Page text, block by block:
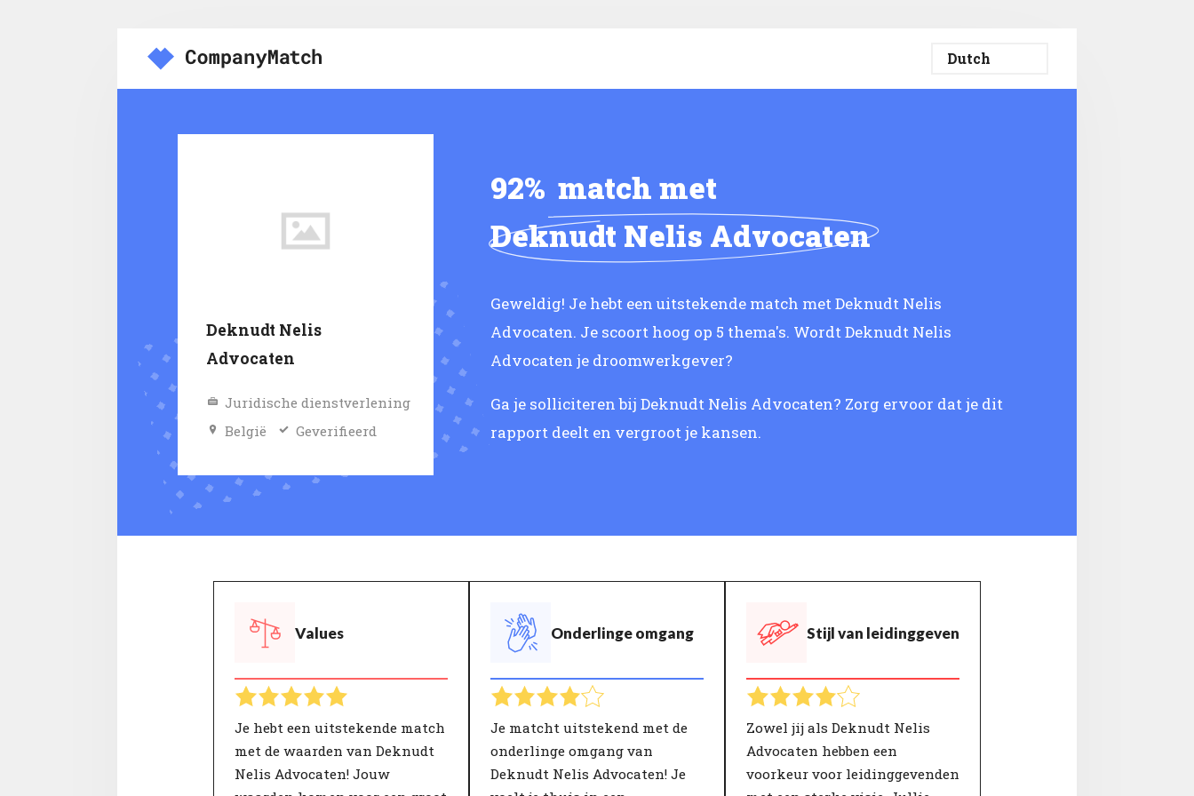
Deknudt Nelis
Advocaten
Juridische dienstverlening
België
Geverifieerd
92% match met
Deknudt Nelis Advocaten
Geweldig! Je hebt een uitstekende match met Deknudt Nelis
Advocaten. Je scoort hoog op 5 thema's. Wordt Deknudt Nelis
Advocaten je droomwerkgever?
Ga je solliciteren bij Deknudt Nelis Advocaten? Zorg ervoor dat je dit
rapport deelt en vergroot je kansen.
Values
Je hebt een uitstekende match
met de waarden van Deknudt
Nelis Advocaten! Jouw
Onderlinge omgang
Je matcht uitstekend met de
onderlinge omgang van
Deknudt Nelis Advocaten! Je
Stijl van leidinggeven
Zowel jij als Deknudt Nelis
Advocaten hebben een
voorkeur voor leidinggevenden